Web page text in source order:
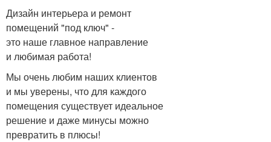
Дизайн интерьера и ремонт
помещений "под ключ" -
это наше главное направление
и любимая работа!
Мы очень любим наших клиентов
и мы уверены, что для каждого
помещения существует идеальное
решение и даже минусы можно
превратить в плюсы!